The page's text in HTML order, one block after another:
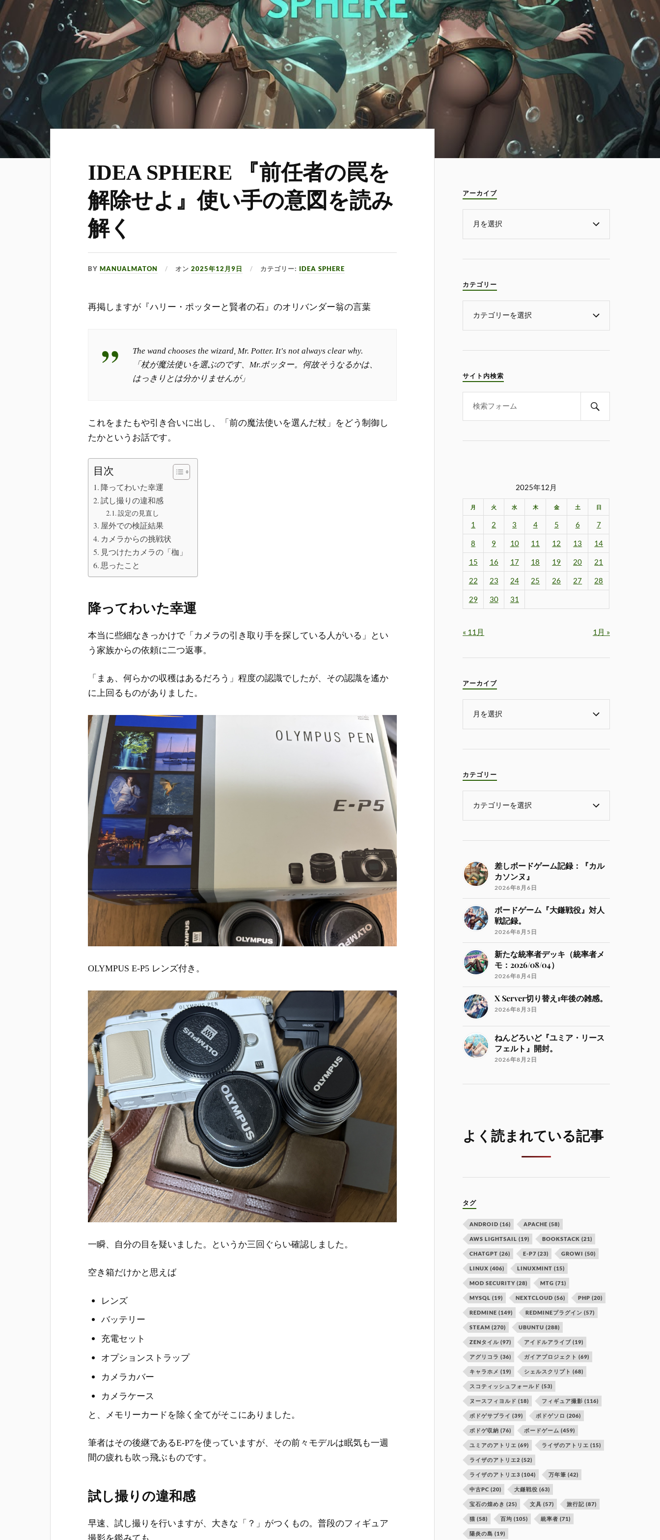
IDEA SPHERE 『前任者の罠を
解除せよ』使い手の意図を読み
解く
BYMANUALMATON オン2025年12月9日 カテゴリー: IDEA SPHERE
再掲しますが『ハリー・ポッターと賢者の石』のオリバンダー翁の言葉
The wand chooses the wizard, Mr. Potter. It's not always clear why.
「杖が魔法使いを選ぶのです、Mr.ポッター。何故そうなるかは、
はっきりとは分かりませんが」
これをまたもや引き合いに出し、「前の魔法使いを選んだ杖」をどう制御し
たかというお話です。
目次
降ってわいた幸運
試し撮りの違和感
設定の見直し
屋外での検証結果
カメラからの挑戦状
見つけたカメラの「枷」
思ったこと
降ってわいた幸運
本当に些細なきっかけで「カメラの引き取り手を探している人がいる」とい
う家族からの依頼に二つ返事。
「まぁ、何らかの収穫はあるだろう」程度の認識でしたが、その認識を遙か
に上回るものがありました。
OLYMPUS E-P5 レンズ付き。
一瞬、自分の目を疑いました。というか三回ぐらい確認しました。
空き箱だけかと思えば
レンズ
バッテリー
充電セット
オプションストラップ
カメラカバー
カメラケース
と、メモリーカードを除く全てがそこにありました。
筆者はその後継であるE-P7を使っていますが、その前々モデルは眠気も一週
間の疲れも吹っ飛ぶものです。
試し撮りの違和感
早速、試し撮りを行いますが、大きな「？」がつくもの。普段のフィギュア
撮影を鑑みても
アーカイブ
カテゴリー
サイト内検索
2025年12月
月 火 水 木 金 土 日
1 2 3 4 5 6 7
8 9 10 11 12 13 14
15 16 17 18 19 20 21
22 23 24 25 26 27 28
29 30 31
« 11月 1月 »
アーカイブ
カテゴリー
差しボードゲーム記録：『カル
カソンヌ』
2026年8月6日
ボードゲーム『大鎌戦役』対人
戦記録。
2026年8月5日
新たな統率者デッキ（統率者メ
モ：2026/08/04）
2026年8月4日
X Server切り替え1年後の雑感。
2026年8月3日
ねんどろいど『ユミア・リース
フェルト』開封。
2026年8月2日
よく読まれている記事
タグ
ANDROID (16) APACHE (58)
AWS LIGHTSAIL (19) BOOKSTACK (21)
CHATGPT (26) E-P7 (23) GROWI (50)
LINUX (406) LINUXMINT (15)
MOD SECURITY (28) MTG (71)
MYSQL (19) NEXTCLOUD (56) PHP (20)
REDMINE (149) REDMINEプラグイン (57)
STEAM (270) UBUNTU (288)
ZENタイル (97) アイドルアライブ (19)
アグリコラ (36) ガイアプロジェクト (69)
キャラホメ (19) シェルスクリプト (68)
スコティッシュフォールド (53)
ヌースフィヨルド (18) フィギュア撮影 (116)
ボドゲサプライ (39) ボドゲソロ (206)
ボドゲ収納 (76) ボードゲーム (459)
ユミアのアトリエ (69) ライザのアトリエ (15)
ライザのアトリエ2 (52)
ライザのアトリエ3 (104) 万年筆 (42)
中古PC (20) 大鎌戦役 (63)
宝石の煌めき (25) 文具 (57) 旅行記 (87)
猫 (58) 百均 (105) 統率者 (71)
陽炎の島 (19)